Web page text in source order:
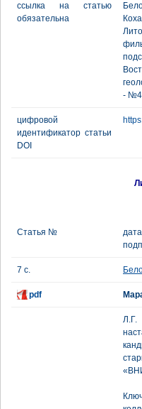
ссылка на статью
обязательна
-
цифровой
идентификатор статьи
DOI
Статья №
7 с.
pdf
Л.Г.